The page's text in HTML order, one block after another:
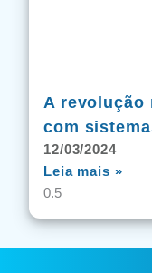
A revolução
com
12/03/2024
Leia mais »